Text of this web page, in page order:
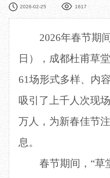
请
文创 杜甫草堂文创馆
数字文创
IP授权
草堂艺术中心
2026-02-25 1617
2026年春节期
日），成都杜甫草
61场形式多样、内
吸引了上千人次现
万人，为新春佳节
息。
春节期间， “草